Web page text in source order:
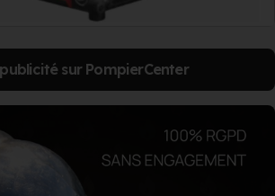
sur PompierCenter